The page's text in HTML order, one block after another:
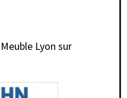
Lyon sur